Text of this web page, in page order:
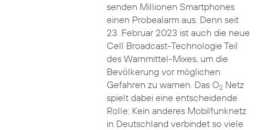
senden Millionen Smartphones
einen Probealarm aus. Denn seit
23. Februar 2023 ist auch die neue
Cell Broadcast-Technologie Teil
des Warnmittel-Mixes, um die
Bevölkerung vor möglichen
Gefahren zu warnen. Das O2Netz
spielt dabei eine entscheidende
Rolle: Kein anderes Mobilfunknetz
in Deutschland verbindet so viele